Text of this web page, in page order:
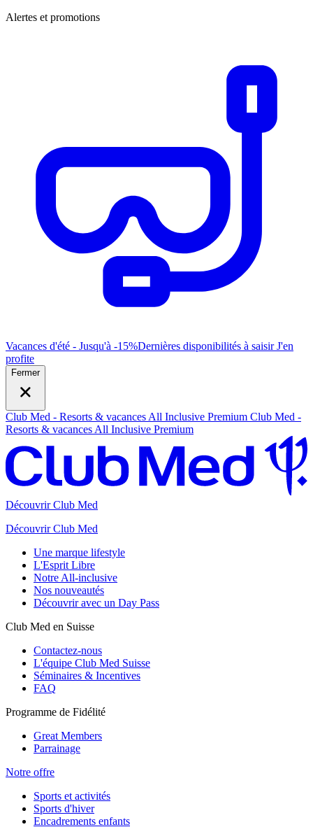
Alertes et promotions
Vacances d'été - Jusqu'à -15%Dernières disponibilités à saisirJ'en
profite
Fermer
Club Med - Resorts & vacances All Inclusive Premium Club Med -
Resorts & vacances All Inclusive Premium
Découvrir Club Med
Découvrir Club Med
Une marque lifestyle
L'Esprit Libre
Notre All-inclusive
Nos nouveautés
Découvrir avec un Day Pass
Club Med en Suisse
Contactez-nous
L'équipe Club Med Suisse
Séminaires & Incentives
FAQ
Programme de Fidélité
Great Members
Parrainage
Notre offre
Sports et activités
Sports d'hiver
Encadrements enfants